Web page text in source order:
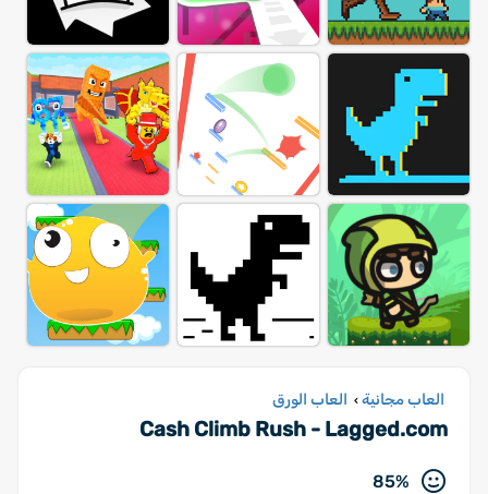
العاب مجانية › العاب الورق
Cash Climb Rush - Lagged.com
85%